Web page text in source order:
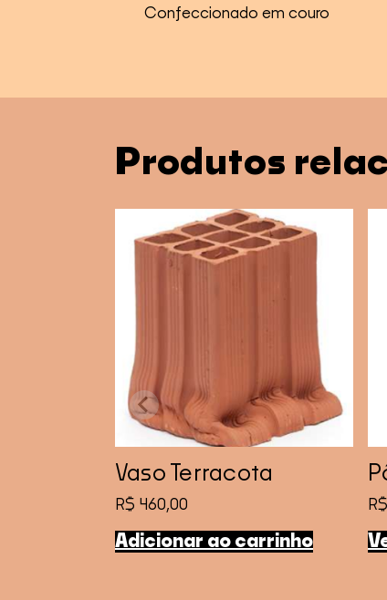
Confeccionado em couro
Produtos
Vaso Terracota
R$ 460,00
Adicionar ao carrinho
R$